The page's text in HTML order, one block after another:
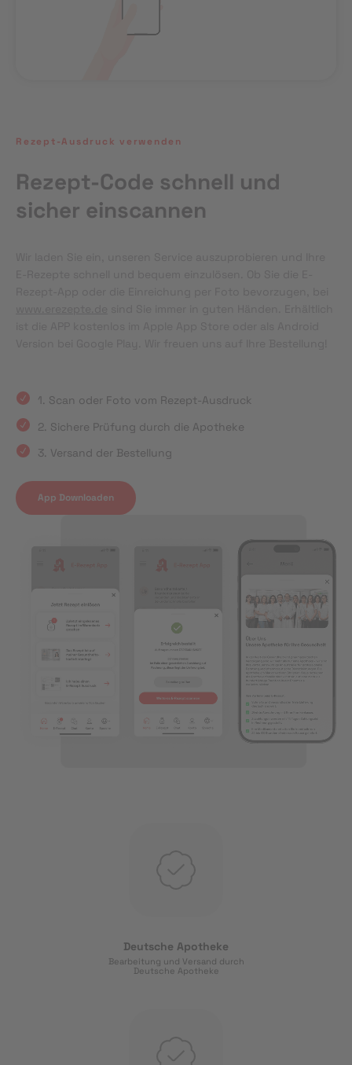
Rezept-Ausdruck verwenden
Rezept-Code schnell und
sicher einscannen
1. Scan oder Foto vom Rezept-Ausdruck
2. Sichere Prüfung durch die Apotheke
3. Versand der Bestellung
App Downloaden
Deutsche Apotheke
Bearbeitung und Versand durch
Deutsche Apotheke